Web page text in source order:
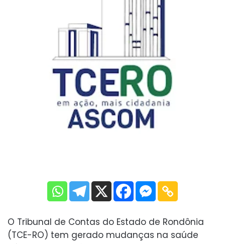
O Tribunal de Contas do Estado de Rondônia
(TCE-RO) tem gerado mudanças na saúde